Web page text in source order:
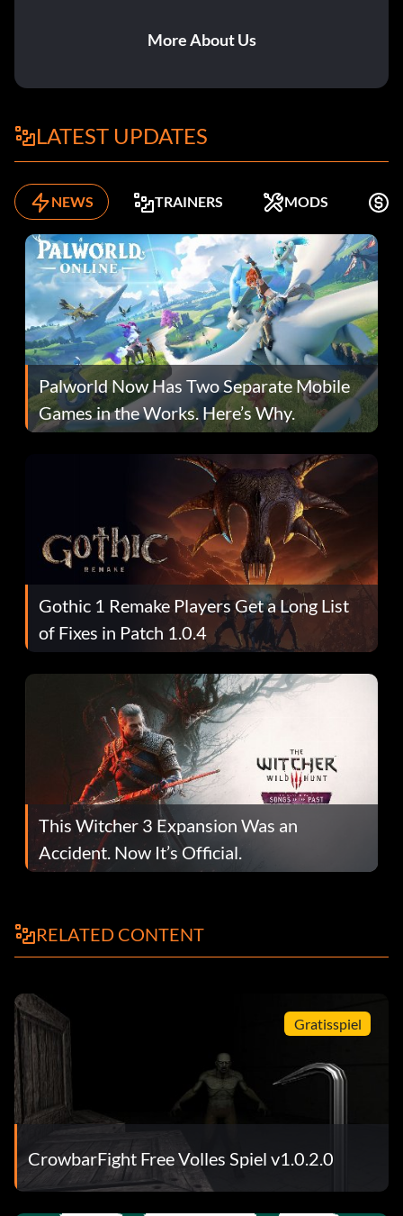
More About Us
LATEST UPDATES
NEWS TRAINERS MODS
Palworld Now Has Two Separate Mobile
Games in the Works. Here’s Why.
Gothic 1 Remake Players Get a Long List
of Fixes in Patch 1.0.4
This Witcher 3 Expansion Was an
Accident. Now It’s Official.
RELATED CONTENT
Gratisspiel
CrowbarFight Free Volles Spiel v1.0.2.0